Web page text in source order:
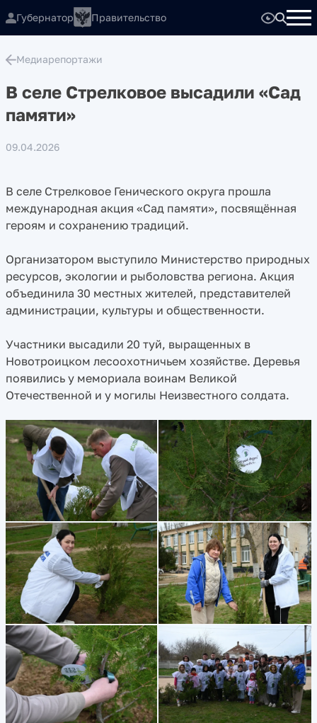
Губернатор Правительство
Медиарепортажи
В селе Стрелковое высадили «Сад
памяти»
09.04.2026
В селе Стрелковое Генического округа прошла
международная акция «Сад памяти», посвящённая
героям и сохранению традиций.
Организатором выступило Министерство природных
ресурсов, экологии и рыболовства региона. Акция
объединила 30 местных жителей, представителей
администрации, культуры и общественности.
Участники высадили 20 туй, выращенных в
Новотроицком лесоохотничьем хозяйстве. Деревья
появились у мемориала воинам Великой
Отечественной и у могилы Неизвестного солдата.